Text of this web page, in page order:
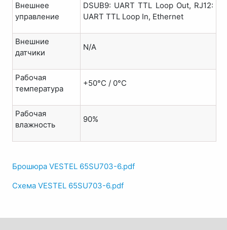
Внешнее
управление
DSUB9: UART TTL Loop Out, RJ12:
UART TTL Loop In, Ethernet
Внешние
датчики
N/A
Рабочая
температура
+50°C / 0°C
Рабочая
влажность
90%
Брошюра VESTEL 65SU703-6.pdf
Схема VESTEL 65SU703-6.pdf